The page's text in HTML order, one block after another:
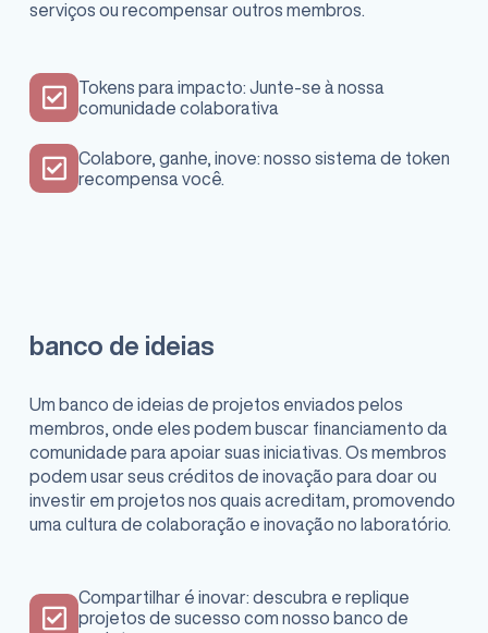
serviços ou recompensar outros membros.
Tokens para impacto: Junte-se à nossa
comunidade colaborativa
Colabore, ganhe, inove: nosso sistema de token
recompensa você.
banco de ideias
Um banco de ideias de projetos enviados pelos
membros, onde eles podem buscar financiamento da
comunidade para apoiar suas iniciativas. Os membros
podem usar seus créditos de inovação para doar ou
investir em projetos nos quais acreditam, promovendo
uma cultura de colaboração e inovação no laboratório.
Compartilhar é inovar: descubra e replique
projetos de sucesso com nosso banco de